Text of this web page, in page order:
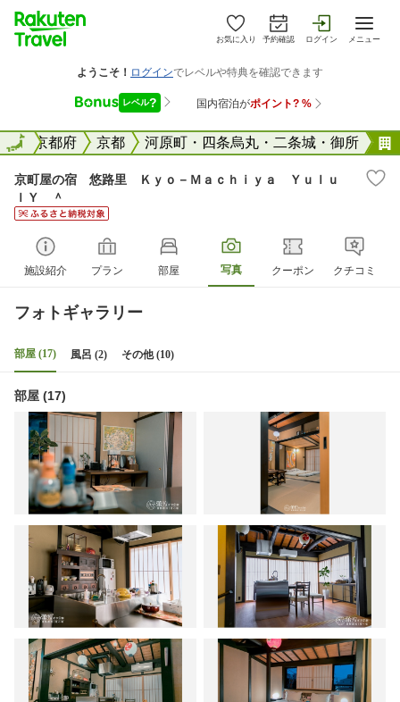
お気に入り 予約確認 ログイン メニュー
全国京都府 京都 河原町・四条烏丸・二条城・御所
全国
京町屋の宿 悠路里 Ｋｙｏ－Ｍａｃｈｉｙａ Ｙｕｌｕ
ｌＹ ＾
施設紹介 プラン 部屋 写真 クーポン クチコミ
フォトギャラリー
部屋 (17) 風呂 (2) その他 (10)
部屋 (17)